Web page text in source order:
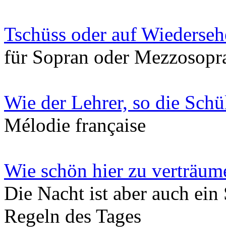
Tschüss oder auf
für Sopran oder
Wie der Lehrer, so die
Mélodie française
Wie schön hier zu
Die Nacht ist aber auch
Regeln des Tages